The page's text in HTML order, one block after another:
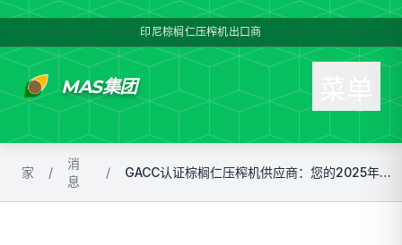
印尼棕榈仁压榨机出口商
MAS集团
家 /
消
息
/ GACC认证棕榈仁压榨机供应商：您的2025年终极指南